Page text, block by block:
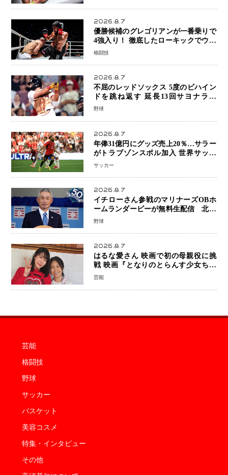
2026.8.7
優勝候補のグレゴリアンが一番乗りで
4強入り！ 徹底したローキックでウス
ビャンを攻略、判定勝利
格闘技
2026.8.7
不屈のレッドソックス 5度のビハイン
ドを跳ね返す 延長13回サヨナラ勝
ち 吉田正尚選手も2安打1打点で貢献 4
野球
2026.8.7
年俸31億円にグッズ売上20％…サラー
がトラブゾンスポル加入 世界サッカ
ーは「五大リーグ一強」から新時代へ
サッカー
2026.8.7
イチローさん参戦のマリナーズOBホ
ームランダービーが無料生配信 北米
ならではの“魅せる興行”に世界が注目
野球
2026.8.7
はるな愛さん 映画で初の母親役に挑
戦 映画『となりのとらんす少女ちゃ
ん』11月7日公開 未来の自分との対話
芸能
芸能
格闘技
野球
サッカー
バスケット
美容コスメ
特集・インタビュー
その他